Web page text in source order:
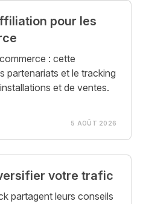
pour les
: cette
partenariats et le tracking
et de ventes.
5 AOÛT 2026
votre trafic
partagent leurs conseils